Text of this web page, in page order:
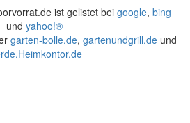
ist gelistet bei google, bing
und yahoo!®
garten-bolle.de, gartenundgrill.deund